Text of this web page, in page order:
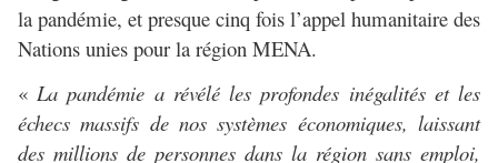
la pandémie, et presque cinq fois l’appel humanitaire des
Nations unies pour la région MENA.
«La pandémie a révélé les profondes inégalités et les
échecs massifs de nos systèmes économiques, laissant
des millions de personnes dans la région sans emploi,